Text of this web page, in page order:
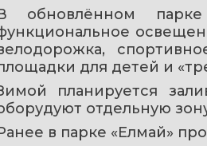
обновлённом
для детей и
планируется
отдельную
в парке «Елмай»